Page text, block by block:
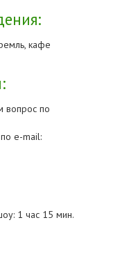
кафе
вопрос по
e-mail:
1 час 15 мин.